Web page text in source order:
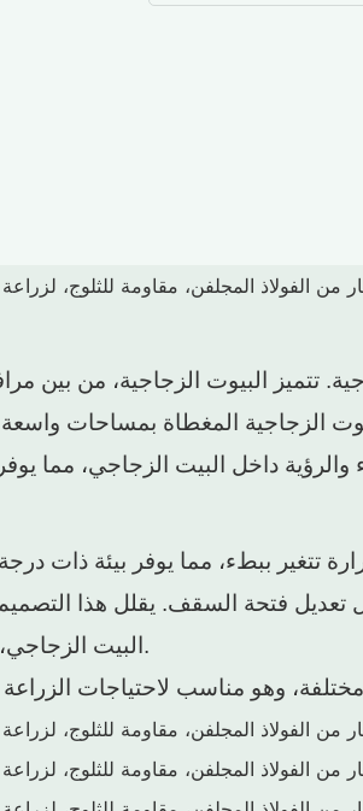
تتميز البيوت الزجاجية، من بين
الزجاجية المغطاة بمساحات واسعة
تعديل فتحة السقف. يقلل هذا
البيت الزجاجي، مما يُحسّن نمو النباتات.